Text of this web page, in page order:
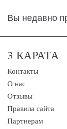
Вы недавно
3 КАРАТА
Контакты
О нас
Отзывы
Правила сайта
Партнерам